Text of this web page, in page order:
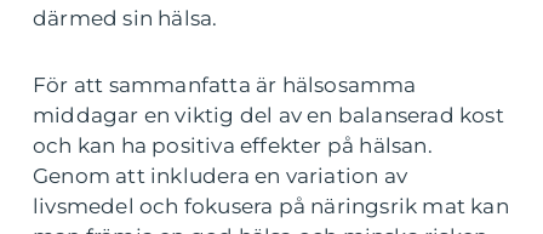
därmed sin hälsa.
För att sammanfatta är hälsosamma
middagar en viktig del av en balanserad kost
och kan ha positiva effekter på hälsan.
Genom att inkludera en variation av
livsmedel och fokusera på näringsrik mat kan